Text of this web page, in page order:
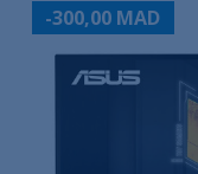
-300,00 MAD